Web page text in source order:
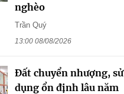
nghèo
Trần Quý
13:00 08/08/2026
Đất chuyển nhượng, sử
dụng ổn định lâu năm